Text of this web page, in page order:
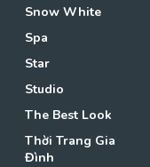
Snow White
Spa
Star
Studio
The Best Look
Thời Trang Gia
Đình